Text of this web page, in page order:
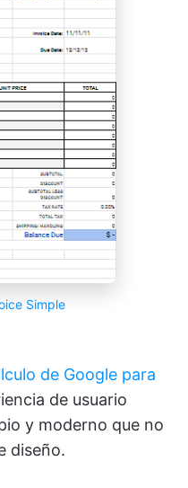
Simple
de Google para
de usuario
y moderno que no
diseño.